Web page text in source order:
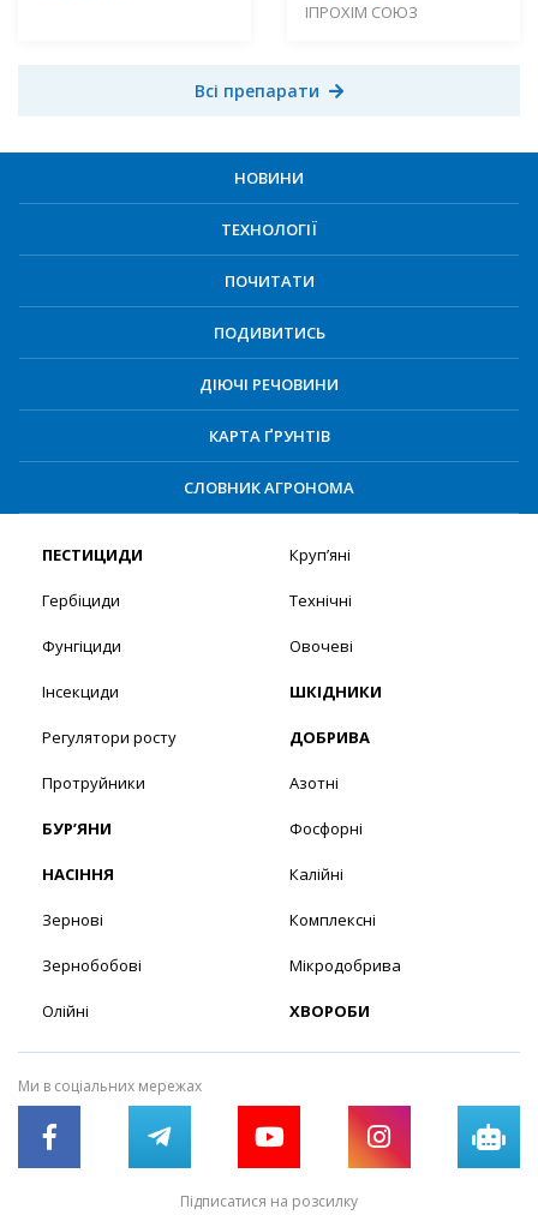
ІПРОХІМ СОЮЗ
Всі препарати
НОВИНИ
ТЕХНОЛОГІЇ
ПОЧИТАТИ
ПОДИВИТИСЬ
ДІЮЧІ РЕЧОВИНИ
КАРТА ҐРУНТІВ
СЛОВНИК АГРОНОМА
ПЕСТИЦИДИ
Гербіциди
Фунгіциди
Інсекциди
Регулятори росту
Протруйники
БУР’ЯНИ
НАСІННЯ
Зернові
Зернобобові
Олійні
Круп’яні
Технічні
Овочеві
ШКІДНИКИ
ДОБРИВА
Азотні
Фосфорні
Калійні
Комплексні
Мікродобрива
ХВОРОБИ
Ми в соціальних мережах
Підписатися на розсилку